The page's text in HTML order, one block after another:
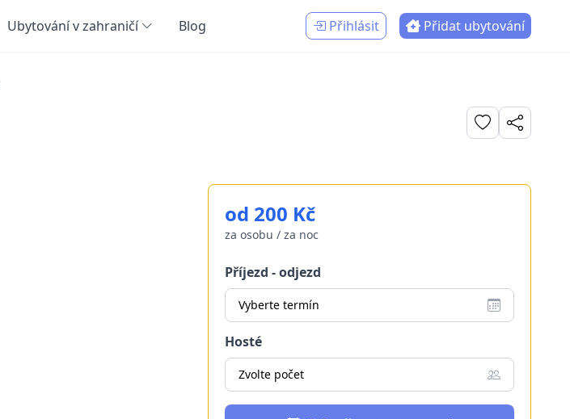
Ubytování v zahraničí Blog Přihlásit Přidat ubytování
od 200 Kč
za osobu / za noc
Příjezd - odjezd
Vyberte termín
Hosté
Zvolte počet